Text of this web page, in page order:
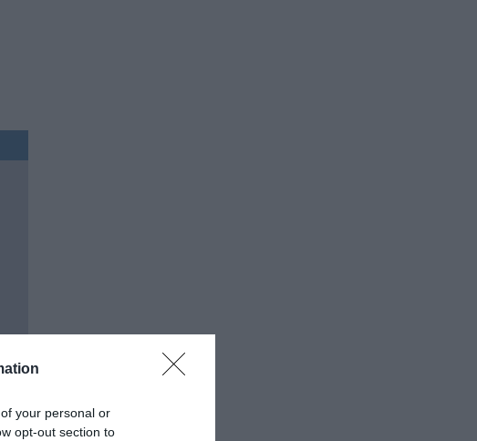
your personal or
opt-out section to